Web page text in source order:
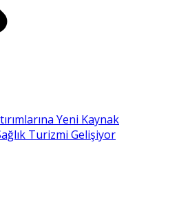
Yeni Kaynak
Turizmi Gelişiyor